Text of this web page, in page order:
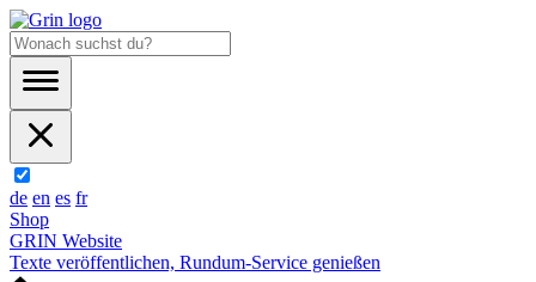
de en es fr
Shop
GRIN Website
Texte veröffentlichen, Rundum-Service genießen